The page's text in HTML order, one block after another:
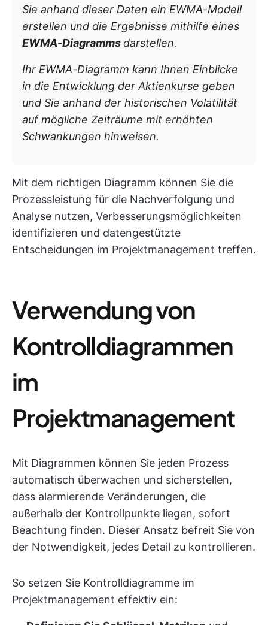
Sie anhand dieser Daten ein EWMA-Modell
erstellen und die Ergebnisse mithilfe eines
EWMA-Diagrammsdarstellen.
Ihr EWMA-Diagramm kann Ihnen Einblicke
in die Entwicklung der Aktienkurse geben
und Sie anhand der historischen Volatilität
auf mögliche Zeiträume mit erhöhten
Schwankungen hinweisen.
Mit dem richtigen Diagramm können Sie die
Prozessleistung für die Nachverfolgung und
Analyse nutzen, Verbesserungsmöglichkeiten
identifizieren und datengestützte
Entscheidungen im Projektmanagement treffen.
Verwendung von
Kontrolldiagrammen
im
Projektmanagement
Mit Diagrammen können Sie jeden Prozess
automatisch überwachen und sicherstellen,
dass alarmierende Veränderungen, die
außerhalb der Kontrollpunkte liegen, sofort
Beachtung finden. Dieser Ansatz befreit Sie von
der Notwendigkeit, jedes Detail zu kontrollieren.
So setzen Sie Kontrolldiagramme im
Projektmanagement effektiv ein: